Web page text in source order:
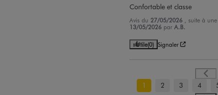
Confortable et classe
Avis du 27/05/2026
, suite à
13/05/2026 parA.B.
Utile(0) Signaler
1 2 3 4